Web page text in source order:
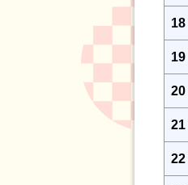
18
19
20
21
22